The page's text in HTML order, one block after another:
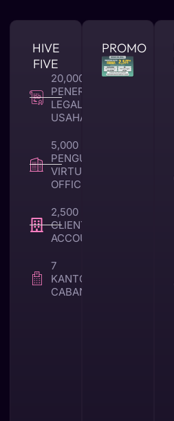
HIVE
FIVE
20,000 +
PENERBITAN
LEGALITAS
USAHA
5,000 +
PENGUNA
VIRTUAL
OFFICE
2,500 +
CLIENT TAX &
ACCOUNTING
7
KANTOR
CABANG
PROMO